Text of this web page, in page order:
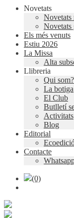
Novetats
Novetats
Novetats
Els més venuts
Estiu 2026
La Missa
Alta
Llibreria
Qui som?
La botiga
El Club
Butlletí
Activitats
Blog
Editorial
Contacte
(0)